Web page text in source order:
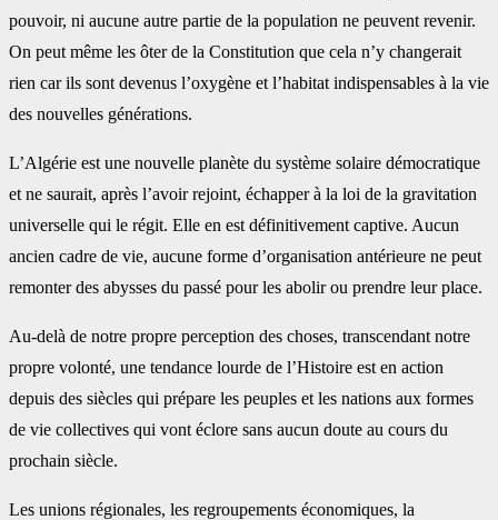
pouvoir, ni aucune autre partie de la population ne peuvent revenir.
On peut même les ôter de la Constitution que cela n’y changerait
rien car ils sont devenus l’oxygène et l’habitat indispensables à la vie
des nouvelles générations.
L’Algérie est une nouvelle planète du système solaire démocratique
et ne saurait, après l’avoir rejoint, échapper à la loi de la gravitation
universelle qui le régit. Elle en est définitivement captive. Aucun
ancien cadre de vie, aucune forme d’organisation antérieure ne peut
remonter des abysses du passé pour les abolir ou prendre leur place.
Au-delà de notre propre perception des choses, transcendant notre
propre volonté, une tendance lourde de l’Histoire est en action
depuis des siècles qui prépare les peuples et les nations aux formes
de vie collectives qui vont éclore sans aucun doute au cours du
prochain siècle.
Les unions régionales, les regroupements économiques, la